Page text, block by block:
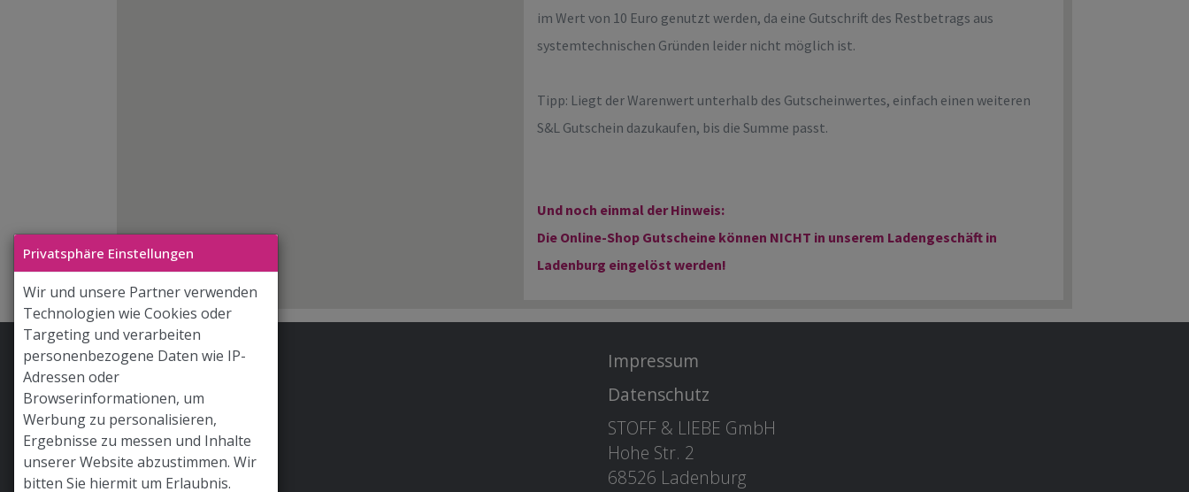
Privatsphäre Einstellungen
Wir und unsere Partner verwenden
Technologien wie Cookies oder
Targeting und verarbeiten
personenbezogene Daten wie IP-
Adressen oder
Browserinformationen, um
Werbung zu personalisieren,
Ergebnisse zu messen und Inhalte
unserer Website abzustimmen. Wir
bitten Sie hiermit um Erlaubnis.
im Wert von 10 Euro genutzt werden, da eine Gutschrift des Restbetrags aus
systemtechnischen Gründen leider nicht möglich ist.
Tipp: Liegt der Warenwert unterhalb des Gutscheinwertes, einfach einen weiteren
S&L Gutschein dazukaufen, bis die Summe passt.
Und noch einmal der Hinweis:
Die Online-Shop Gutscheine können NICHT in unserem Ladengeschäft in
Ladenburg eingelöst werden!
Stoff & Liebe App
Hilfe / FAQ
Versand
Widerrufsrecht
Impressum
Datenschutz
STOFF & LIEBE GmbH
Hohe Str. 2
68526 Ladenburg